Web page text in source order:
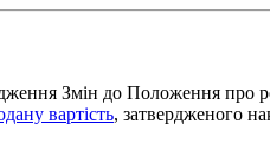
Змін до Положення про
вартість, затвердженого